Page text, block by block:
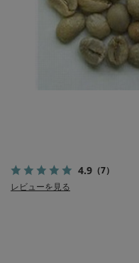
4.9（7）
レビューを見る